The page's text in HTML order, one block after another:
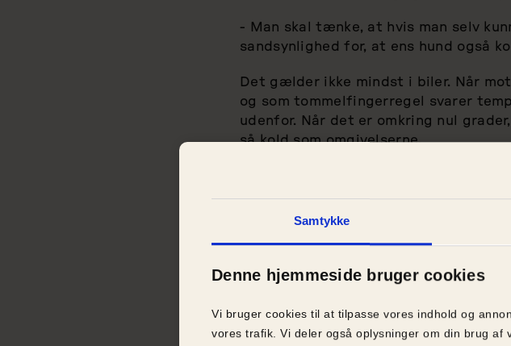
Samtykke
Denne hjemmeside bruger cookies
Vi bruger cookies til at tilpasse vores indhold og
vores trafik. Vi deler også oplysninger om din brug af
- Man skal tænke, at hvis man selv
sandsynlighed for, at ens hund også
Det gælder ikke mindst i biler. Når
og som tommelfingerregel svarer
udenfor. Når det er omkring nul
så kold som omgivelserne.
Jens Jokumsen opfordrer derfor til,
- Selv om hunden kan virke trist
være bedre for den at blive hjemme i
der kan gøre den syg eller tage livet af